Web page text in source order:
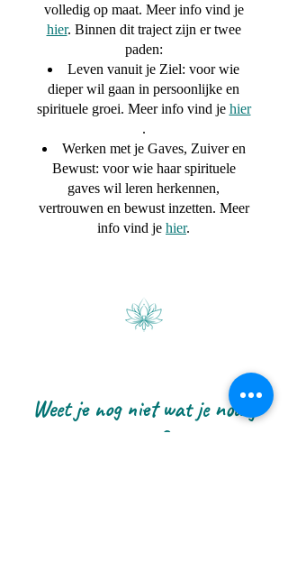
volledig op maat. Meer info vind je
hier. Binnen dit traject zijn er twee
paden:
Leven vanuit je Ziel: voor wie
dieper wil gaan in persoonlijke en
spirituele groei. Meer info vind je hier
.
Werken met je Gaves, Zuiver en
Bewust: voor wie haar spirituele
gaves wil leren herkennen,
vertrouwen en bewust inzetten. Meer
info vind je hier.
Weet je nog niet wat je nodig
hebt?